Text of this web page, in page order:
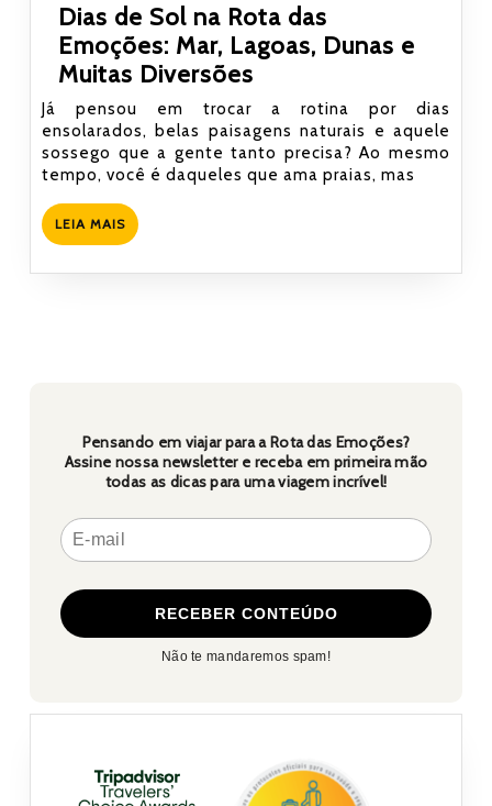
Dias de Sol na Rota das
Emoções: Mar, Lagoas, Dunas e
Muitas Diversões
de
Sol
na
Rota
Mar,
Já pensou em trocar a rotina por dias
ensolarados, belas paisagens naturais e aquele
sossego que a gente tanto precisa? Ao mesmo
tempo, você é daqueles que ama praias, mas
LEIA MAISLEIA
MAIS
Pensando em viajar para a Rota das Emoções?
Assine nossa newsletter e receba em primeira mão
todas as dicas para uma viagem incrível!
Não te mandaremos spam!